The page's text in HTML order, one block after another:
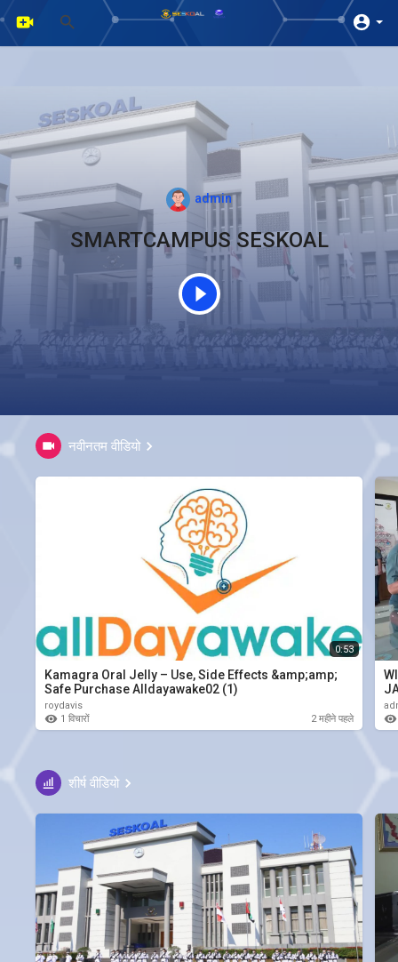
admin
SMARTCAMPUS SESKOAL
नवीनतम वीडियो
0:53
Kamagra Oral Jelly – Use, Side Effects &amp;amp;
Safe Purchase Alldayawake02 (1)
roydavis
1 विचारों
2 महीने पहले
शीर्ष वीडियो